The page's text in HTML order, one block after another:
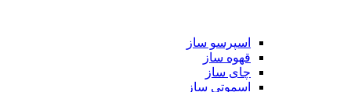
اسپرسو ساز
قهوه ساز
چای ساز
اسموتی ساز